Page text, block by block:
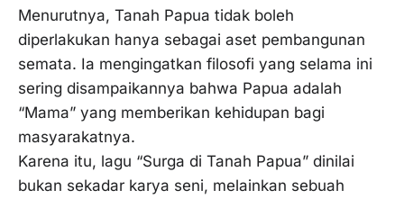
Menurutnya, Tanah Papua tidak boleh
diperlakukan hanya sebagai aset pembangunan
semata. Ia mengingatkan filosofi yang selama ini
sering disampaikannya bahwa Papua adalah
“Mama” yang memberikan kehidupan bagi
masyarakatnya.
Karena itu, lagu “Surga di Tanah Papua” dinilai
bukan sekadar karya seni, melainkan sebuah